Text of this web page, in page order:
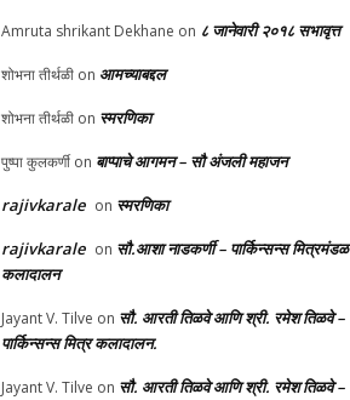
Amruta shrikant Dekhane on ८ जानेवारी २०१८ सभावृत्त
शोभना तीर्थळी on आमच्याबद्दल
शोभना तीर्थळी on स्मरणिका
पुष्पा कुलकर्णी on बाप्पाचे आगमन – सौ अंजली महाजन
rajivkarale on स्मरणिका
rajivkarale on सौ.आशा नाडकर्णी – पार्किन्सन्स मित्रमंडळ
कलादालन
Jayant V. Tilve on सौ. आरती तिळवे आणि श्री. रमेश तिळवे –
पार्किन्सन्स मित्र कलादालन.
Jayant V. Tilve on सौ. आरती तिळवे आणि श्री. रमेश तिळवे –